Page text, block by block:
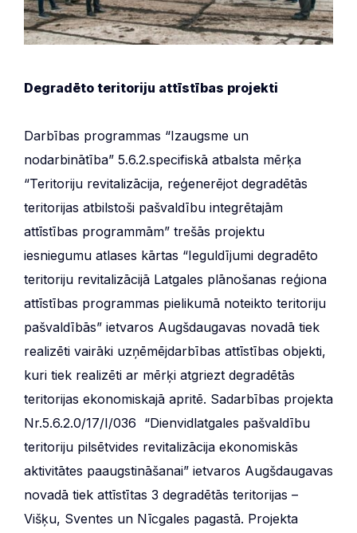
Degradēto teritoriju attīstības projekti
Darbības programmas “Izaugsme un
nodarbinātība” 5.6.2.specifiskā atbalsta mērķa
“Teritoriju revitalizācija, reģenerējot degradētās
teritorijas atbilstoši pašvaldību integrētajām
attīstības programmām” trešās projektu
iesniegumu atlases kārtas “Ieguldījumi degradēto
teritoriju revitalizācijā Latgales plānošanas reģiona
attīstības programmas pielikumā noteikto teritoriju
pašvaldībās” ietvaros Augšdaugavas novadā tiek
realizēti vairāki uzņēmējdarbības attīstības objekti,
kuri tiek realizēti ar mērķi atgriezt degradētās
teritorijas ekonomiskajā apritē. Sadarbības projekta
Nr.5.6.2.0/17/I/036 “Dienvidlatgales pašvaldību
teritoriju pilsētvides revitalizācija ekonomiskās
aktivitātes paaugstināšanai” ietvaros Augšdaugavas
novadā tiek attīstītas 3 degradētās teritorijas –
Višķu, Sventes un Nīcgales pagastā. Projekta